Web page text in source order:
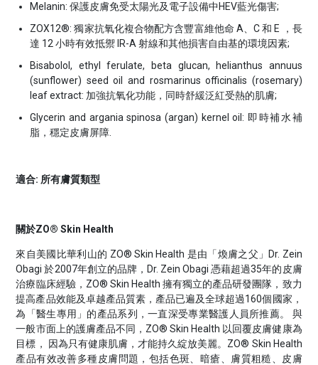
Melanin: 保護皮膚免受太陽光及電子設備中HEV藍光傷害;
ZOX12®: 獨家抗氧化複合物配方含豐富維他命 A、C 和 E ，長
達 12 小時有效抵禦 IR-A 射線和其他損害自由基的環境因素;
Bisabolol, ethyl ferulate, beta glucan, helianthus annuus
(sunflower) seed oil and rosmarinus officinalis (rosemary)
leaf extract: 加強抗氧化功能，同時舒緩泛紅受熱的肌膚;
Glycerin and argania spinosa (argan) kernel oil: 即時補水補
脂，穩定皮膚屏障.
適合: 所有膚質類型
關於ZO® Skin Health
來自美國比華利山的 ZO® Skin Health 是由「煥膚之父」Dr. Zein
Obagi 於2007年創立的品牌，Dr. Zein Obagi 憑藉超過35年的皮膚
治療臨床經驗，ZO® Skin Health 擁有獨立的產品研發團隊，致力
提高產品效能及卓越產品質素，產品已遍及全球超過160個國家，
為「醫生專用」的產品系列，一直深受專業醫護人員所推薦。 與
一般市面上的護膚產品不同，ZO® Skin Health 以回覆皮膚健康為
目標， 因為只有健康肌膚，才能持久綻放美麗。ZO® Skin Health
產品有效改善多種皮膚問題，包括色斑、暗瘡、膚質粗糙、皮膚